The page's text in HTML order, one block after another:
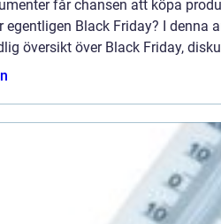
får chansen att köpa
egentligen Black Friday? I denna
översikt över Black Friday,